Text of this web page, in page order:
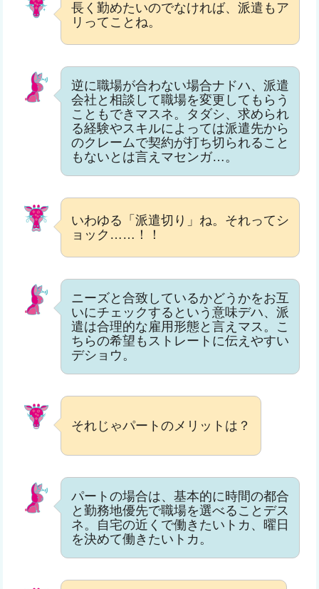
長く勤めたいのでなければ、派遣もア
リってことね。
逆に職場が合わない場合ナドハ、派遣
会社と相談して職場を変更してもらう
こともできマスネ。タダシ、求められ
る経験やスキルによっては派遣先から
のクレームで契約が打ち切られること
もないとは言えマセンガ…。
いわゆる「派遣切り」ね。それってシ
ョック……！！
ニーズと合致しているかどうかをお互
いにチェックするという意味デハ、派
遣は合理的な雇用形態と言えマス。こ
ちらの希望もストレートに伝えやすい
デショウ。
それじゃパートのメリットは？
パートの場合は、基本的に時間の都合
と勤務地優先で職場を選べることデス
ネ。自宅の近くで働きたいトカ、曜日
を決めて働きたいトカ。